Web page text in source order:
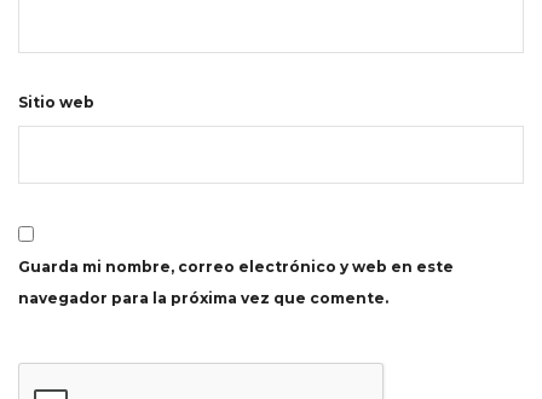
Sitio web
Guarda mi nombre, correo electrónico y web en este
navegador para la próxima vez que comente.